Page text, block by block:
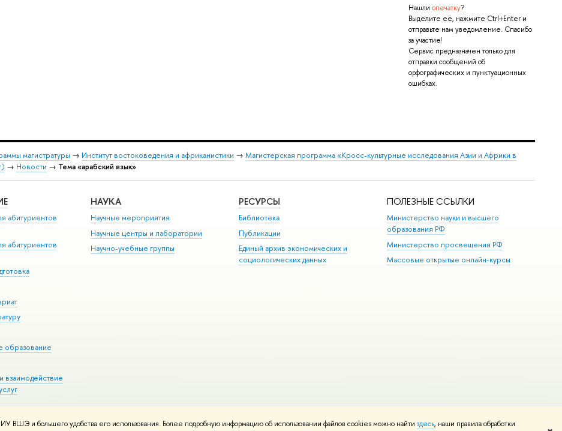
ВШЭ и большего удобства его использования. Более подробную информацию об использовании файлов cookies можно найти здесь, наши правила обработки
Нашли опечатку?
Выделите её, нажмите Ctrl+Enter и
отправьте нам уведомление. Спасибо
за участие!
Сервис предназначен только для
отправки сообщений об
орфографических и пунктуационных
ошибках.
магистратуры → Институт востоковедения и африканистики → Магистерская программа «Кросс-культурные исследования Азии и Африки в
→ Новости → Тема «арабский язык»
абитуриентов
абитуриентов
образование
взаимодействие
НАУКА
Научные мероприятия
Научные центры и лаборатории
Научно-учебные группы
РЕСУРСЫ
Библиотека
Публикации
Единый архив экономических и
социологических данных
ПОЛЕЗНЫЕ ССЫЛКИ
Министерство науки и высшего
образования РФ
Министерство просвещения РФ
Массовые открытые онлайн-курсы
Редактору
материалов Политика конфиденциальности Карта сайта